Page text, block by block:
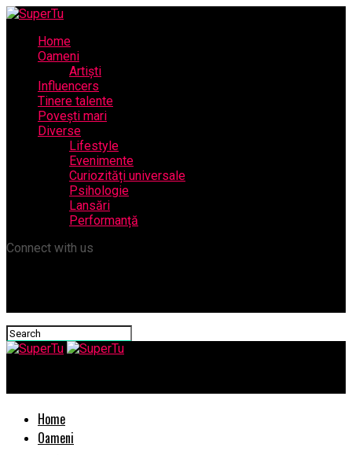
Home
Oameni
Artiști
Influencers
Tinere talente
Povești mari
Diverse
Lifestyle
Evenimente
Curiozități universale
Psihologie
Lansări
Performanță
Connect with us
Home
Oameni